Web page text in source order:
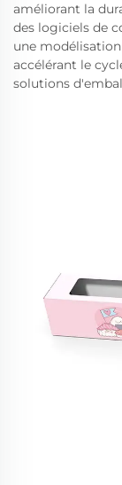
améliorant la
des logiciels de
une
accélérant le
solutions